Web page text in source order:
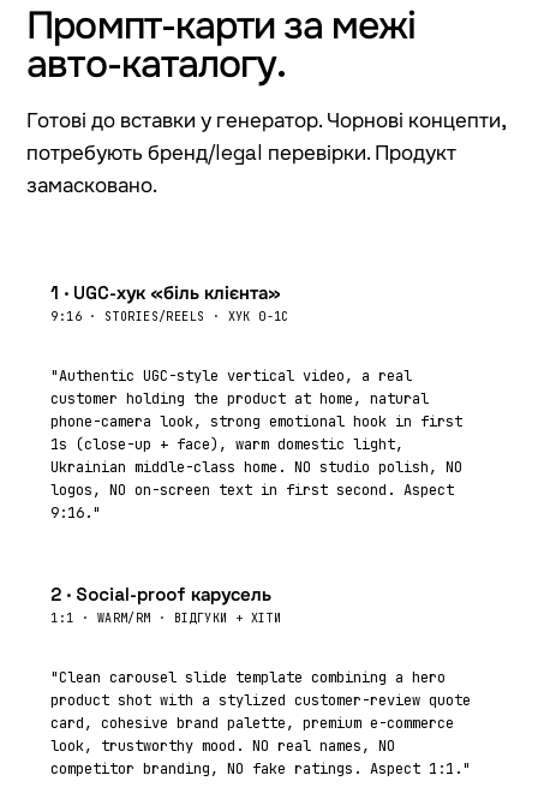
Промпт-карти за межі
авто-каталогу.
Готові до вставки у генератор. Чорнові концепти,
потребують бренд/legal перевірки. Продукт
замасковано.
1 · UGC-хук «біль клієнта»
9:16 · STORIES/REELS · ХУК 0-1С
"Authentic UGC-style vertical video, a real
customer holding the product at home, natural
phone-camera look, strong emotional hook in first
1s (close-up + face), warm domestic light,
Ukrainian middle-class home. NO studio polish, NO
logos, NO on-screen text in first second. Aspect
9:16."
2 · Social-proof карусель
1:1 · WARM/RM · ВІДГУКИ + ХІТИ
"Clean carousel slide template combining a hero
product shot with a stylized customer-review quote
card, cohesive brand palette, premium e-commerce
look, trustworthy mood. NO real names, NO
competitor branding, NO fake ratings. Aspect 1:1."